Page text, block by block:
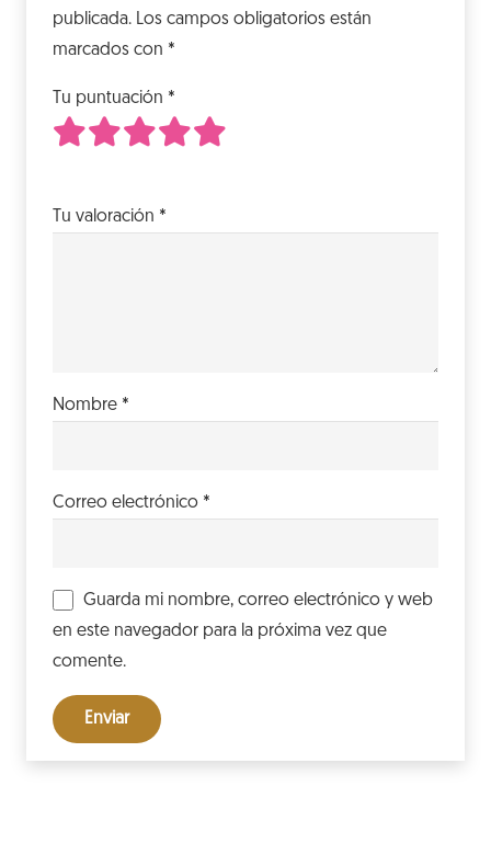
publicada. Los campos obligatorios están
marcados con *
Tu puntuación *
Tu valoración *
Nombre *
Correo electrónico *
Guarda mi nombre, correo electrónico y web
en este navegador para la próxima vez que
comente.